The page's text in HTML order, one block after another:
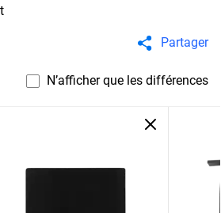
Partager
N’afficher que les différences